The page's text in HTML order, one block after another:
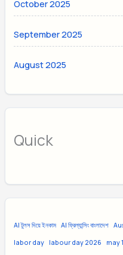
October 2025
September 2025
August 2025
Quick
AI টুলস দিয়ে ইনকাম AI ফ্রিল্যান্সিং বাংলাদেশ
labor day labour day 2026 may